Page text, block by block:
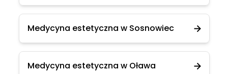
Medycyna estetyczna w Sosnowiec
Medycyna estetyczna w Oława